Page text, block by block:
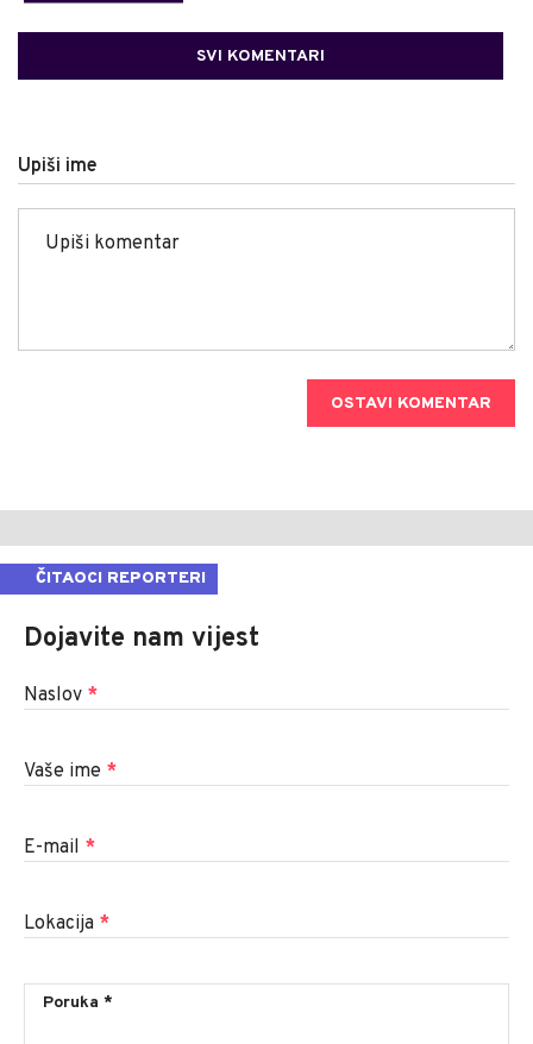
SVI KOMENTARI
Upiši ime
OSTAVI KOMENTAR
ČITAOCI REPORTERI
Dojavite nam vijest
Naslov *
Vaše ime *
E-mail *
Lokacija *